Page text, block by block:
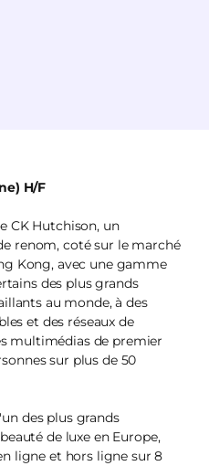
H/F
CK Hutchison, un
renom, coté sur le marché
Kong, avec une gamme
des plus grands
au monde, à des
et des réseaux de
multimédias de premier
sur plus de 50
des plus grands
de luxe en Europe,
ligne et hors ligne sur 8